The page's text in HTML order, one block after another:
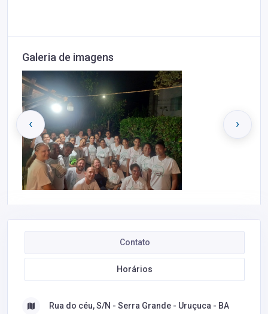
Galeria de imagens
‹ ›
Contato
Horários
Rua do céu, S/N - Serra Grande - Uruçuca - BA